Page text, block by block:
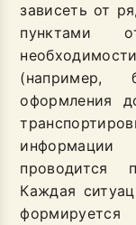
зависеть от
пунктами
(например,
оформления
проводится
Каждая